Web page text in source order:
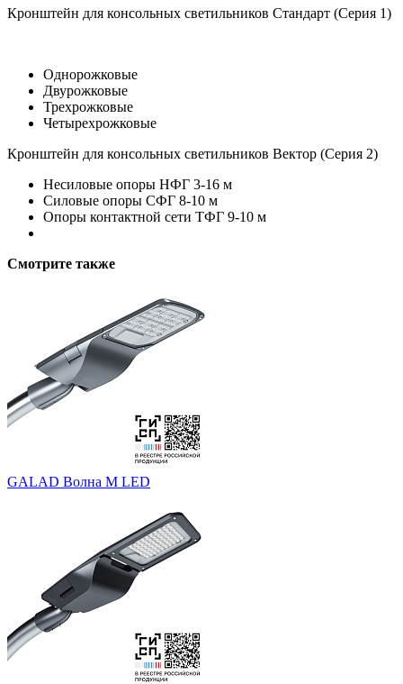
Кронштейн для консольных светильников Стандарт (Серия 1)
Однорожковые
Двурожковые
Трехрожковые
Четырехрожковые
Кронштейн для консольных светильников Вектор (Серия 2)
Несиловые опоры НФГ 3-16 м
Силовые опоры СФГ 8-10 м
Опоры контактной сети ТФГ 9-10 м
Смотрите также
GALAD Волна M LED